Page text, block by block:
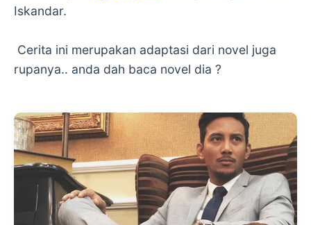
Iskandar.
Cerita ini merupakan adaptasi dari novel juga
rupanya.. anda dah baca novel dia ?